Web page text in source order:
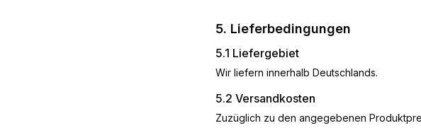
5. Lieferbedingungen
5.1 Liefergebiet
Wir liefern innerhalb Deutschlands.
5.2 Versandkosten
Zuzüglich zu den angegebenen